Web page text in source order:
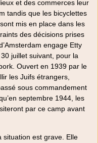
et des commerces leur
tandis que les bicyclettes
mis en place dans les
des décisions prises
engage Etty
juillet suivant, pour la
Ouvert en 1939 par le
les Juifs étrangers,
sous commandement
septembre 1944, les
par ce camp avant
situation est grave. Elle